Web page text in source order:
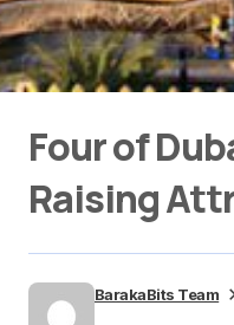
Four of
Raising
BarakaBits Team